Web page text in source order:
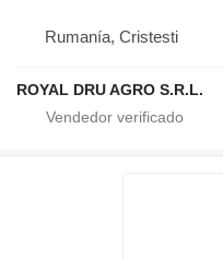
Rumanía, Cristesti
ROYAL DRU AGRO S.R.L.